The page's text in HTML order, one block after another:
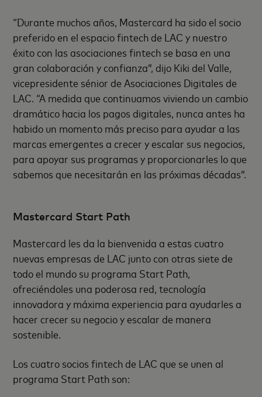
“Durante muchos años, Mastercard ha sido el socio
preferido en el espacio fintech de LAC y nuestro
éxito con las asociaciones fintech se basa en una
gran colaboración y confianza”, dijo Kiki del Valle,
vicepresidente sénior de Asociaciones Digitales de
LAC. “A medida que continuamos viviendo un cambio
dramático hacia los pagos digitales, nunca antes ha
habido un momento más preciso para ayudar a las
marcas emergentes a crecer y escalar sus negocios,
para apoyar sus programas y proporcionarles lo que
sabemos que necesitarán en las próximas décadas”.
Mastercard Start Path
Mastercard les da la bienvenida a estas cuatro
nuevas empresas de LAC junto con otras siete de
todo el mundo su programa Start Path,
ofreciéndoles una poderosa red, tecnología
innovadora y máxima experiencia para ayudarles a
hacer crecer su negocio y escalar de manera
sostenible.
Los cuatro socios fintech de LAC que se unen al
programa Start Path son: